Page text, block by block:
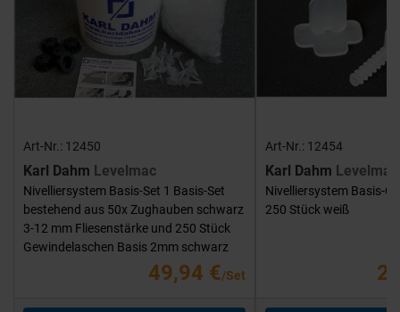
Art-Nr.: 12450
Karl Dahm Levelmac
Nivelliersystem Basis-Set 1 Basis-Set
bestehend aus 50x Zughauben schwarz
3-12 mm Fliesenstärke und 250 Stück
Gewindelaschen Basis 2mm schwarz
49,94 €/Set
Art-Nr.: 12454
Karl Dahm Levelmac
Nivelliersystem Basis-
250 Stück weiß